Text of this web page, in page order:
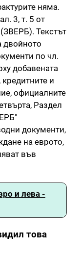
няма.
3, т. 5 от
Текстът
двойното
по чл.
добавената
кредитните и
официалните
Раздел
документи,
на еврото,
във
и лева -
това